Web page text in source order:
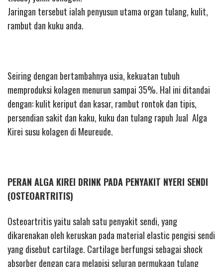
Jaringan tersebut ialah penyusun utama organ tulang, kulit,
rambut dan kuku anda.
Seiring dengan bertambahnya usia, kekuatan tubuh
memproduksi kolagen menurun sampai 35%. Hal ini ditandai
dengan: kulit keriput dan kasar, rambut rontok dan tipis,
persendian sakit dan kaku, kuku dan tulang rapuh Jual Alga
Kirei susu kolagen di Meureude.
PERAN ALGA KIREI DRINK PADA PENYAKIT NYERI SENDI
(OSTEOARTRITIS)
Osteoartritis yaitu salah satu penyakit sendi, yang
dikarenakan oleh keruskan pada material elastic pengisi sendi
yang disebut cartilage. Cartilage berfungsi sebagai shock
absorber dengan cara melapisi seluran permukaan tulang